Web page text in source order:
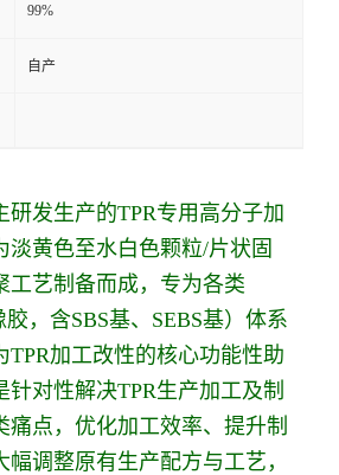
99%
自产
研发生产的TPR专用高分子加
淡黄色至水白色颗粒/片状固
工艺制备而成，专为各类
，含SBS基、SEBS基）体系
TPR加工改性的核心功能性助
针对性解决TPR生产加工及制
痛点，优化加工效率、提升制
幅调整原有生产配方与工艺，